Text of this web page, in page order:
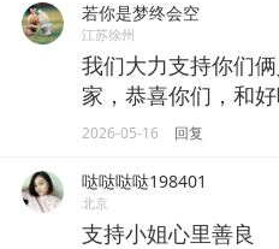
若你是梦终会空
江苏徐州
我们大力支持你们
家，恭喜你们，和好
2026-05-16 回复
哒哒哒哒198401
北京
支持小姐心里善良